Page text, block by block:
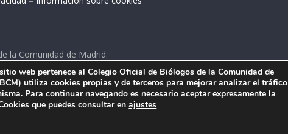
la Comunidad de Madrid.
28003 Madrid.
web pertenece al Colegio Oficial de Biólogos de la Comunidad de
utiliza cookies propias y de terceros para mejorar analizar el tráfico
Para continuar navegando es necesario aceptar expresamente la
que puedes consultar enajustes